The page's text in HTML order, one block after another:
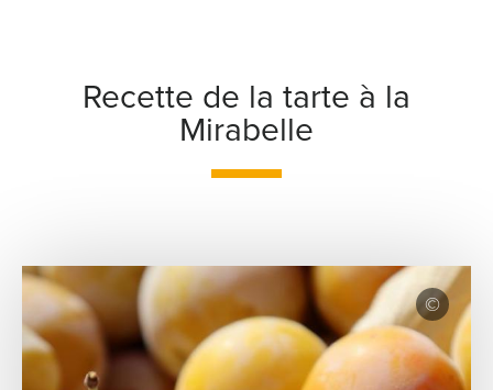
Recette de la tarte à la
Mirabelle